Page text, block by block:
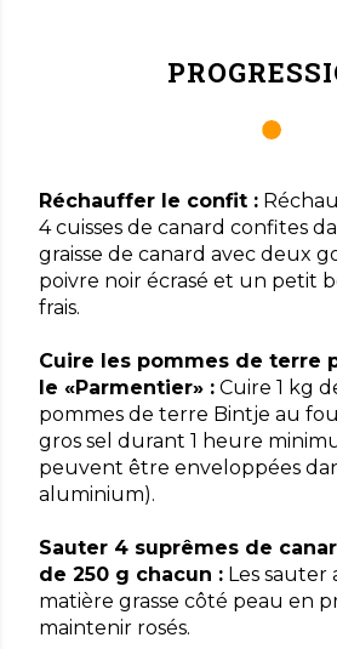
Réchauffer le confit :
4 cuisses de canard confites
graisse de canard avec deux
poivre noir écrasé et un petit
frais.
Cuire les pommes de terre
le «Parmentier» : Cuire 1 kg
pommes de terre Bintje au
gros sel durant 1 heure
peuvent être enveloppées
aluminium).
Sauter 4 suprêmes de
de 250 g chacun : Les sauter
matière grasse côté peau en
maintenir rosés.